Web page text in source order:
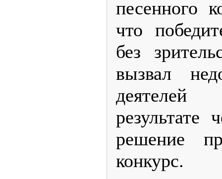
песенного
что
без
вызвал
деятелей
результате
решение
конкурс.